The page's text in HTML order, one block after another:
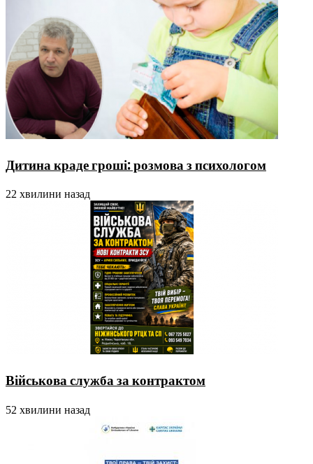
Дитина краде гроші: розмова з психологом
22 хвилини назад
Військова служба за контрактом
52 хвилини назад